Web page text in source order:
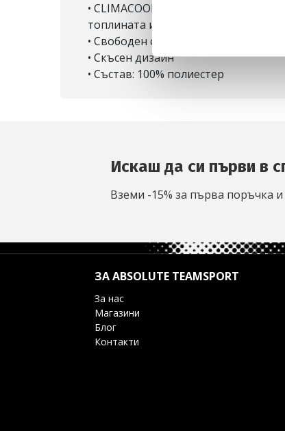
• CLIMACOOL® е вградена
топлината и влагата далеч от
• Свободен силует
• Скъсен дизайн
• Състав: 100% полиестер
Искаш да си първи в
Вземи -15% за първа поръчка
ЗА ABSOLUTE TEAMSPORT
За нас
Магазини
Блог
Контакти